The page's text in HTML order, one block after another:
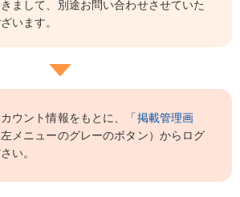
まして、別途お問い合わせさせていた
います。
ウント情報をもとに、「掲載管理画
左メニューのグレーのボタン）からログ
い。